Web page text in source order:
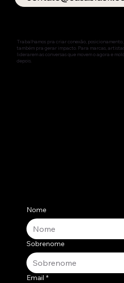
Trabalhamos pra criar conexão,
também pra gerar impacto. Para marcas, artistas
liderarem as conversas que movem o agora e
depois.
Nome
Sobrenome
Email *